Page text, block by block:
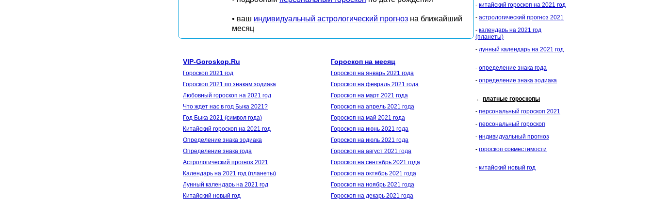
• ваш индивидуальный астрологический прогноз на ближайший
месяц
VIP-Goroskop.Ru
Гороскоп 2021 год
Гороскоп 2021 по знакам зодиака
Любовный гороскоп на 2021 год
Что ждет нас в год Быка 2021?
Год Быка 2021 (символ года)
Китайский гороскоп на 2021 год
Определение знака зодиака
Определение знака года
Астрологический прогноз 2021
Календарь на 2021 год (планеты)
Лунный календарь на 2021 год
Китайский новый год
Гороскоп на месяц
Гороскоп на январь 2021 года
Гороскоп на февраль 2021 года
Гороскоп на март 2021 года
Гороскоп на апрель 2021 года
Гороскоп на май 2021 года
Гороскоп на июнь 2021 года
Гороскоп на июль 2021 года
Гороскоп на август 2021 года
Гороскоп на сентябрь 2021 года
Гороскоп на октябрь 2021 года
Гороскоп на ноябрь 2021 года
Гороскоп на декарь 2021 года
- китайский гороскоп на 2021 год
- астрологический прогноз 2021
- календарь на 2021 год
(планеты)
- лунный календарь на 2021 год
- определение знака года
- определение знака зодиака
← платные гороскопы
- персональный гороскоп 2021
- персональный гороскоп
- индивидуальный прогноз
- гороскоп совместимости
- китайский новый год